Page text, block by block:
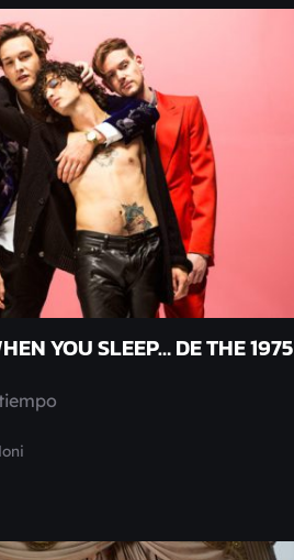
YOU SLEEP… DE THE 1975